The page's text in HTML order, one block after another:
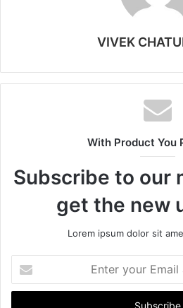
VIVEK
With Product You
Subscribe to our
get the new
Lorem ipsum dolor sit
t